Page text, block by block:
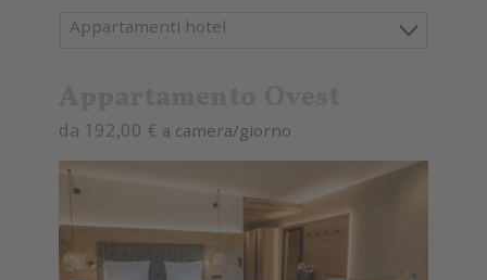
godervi un soggiorno spensierato?
Appartamenti hotel
da 192,00 € a camera/giorno